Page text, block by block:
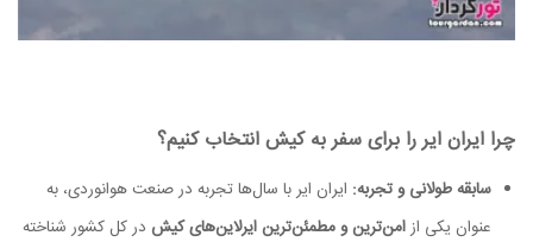
چرا ایران ایر را برای سفر به کیش انتخاب کنیم؟
سابقه طولانی و تجربه: ایران ایر با سال‌ها تجربه در صنعت هوانوردی، به
عنوان یکی ازامن‌ترین و مطمئن‌ترین ایرلاین‌های کیش در کل کشور شناخته